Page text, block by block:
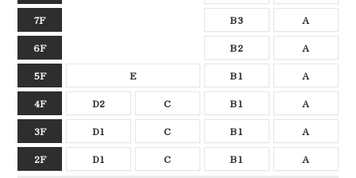
7F B3 A
6F B2 A
5F E B1 A
4F D2 C B1 A
3F D1 C B1 A
2F D1 C B1 A